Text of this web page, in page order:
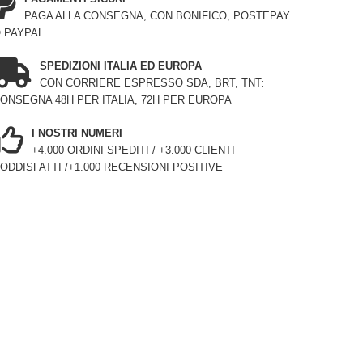
PAGA ALLA CONSEGNA, CON BONIFICO, POSTEPAY
PAYPAL
SPEDIZIONI ITALIA ED EUROPA
CON CORRIERE ESPRESSO SDA, BRT, TNT:
48H PER ITALIA, 72H PER EUROPA
I NOSTRI NUMERI
+4.000 ORDINI SPEDITI / +3.000 CLIENTI
/+1.000 RECENSIONI POSITIVE